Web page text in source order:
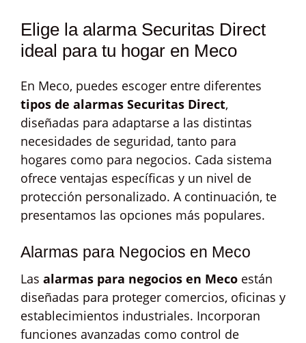
Elige la alarma Securitas Direct
ideal para tu hogar en Meco
En Meco, puedes escoger entre diferentes
tipos de alarmas Securitas Direct,
diseñadas para adaptarse a las distintas
necesidades de seguridad, tanto para
hogares como para negocios. Cada sistema
ofrece ventajas específicas y un nivel de
protección personalizado. A continuación, te
presentamos las opciones más populares.
Alarmas para Negocios en Meco
Las alarmas para negocios en Meco están
diseñadas para proteger comercios, oficinas y
establecimientos industriales. Incorporan
funciones avanzadas como control de